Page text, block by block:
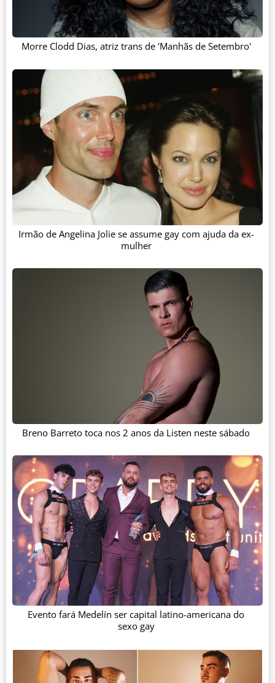
Morre Clodd Dias, atriz trans de 'Manhãs de Setembro'
Irmão de Angelina Jolie se assume gay com ajuda da ex-
mulher
Breno Barreto toca nos 2 anos da Listen neste sábado
Evento fará Medelín ser capital latino-americana do
sexo gay